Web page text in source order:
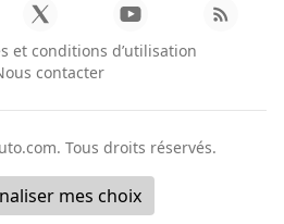
et conditions d’utilisation
contacter
. Tous droits réservés.
mes choix